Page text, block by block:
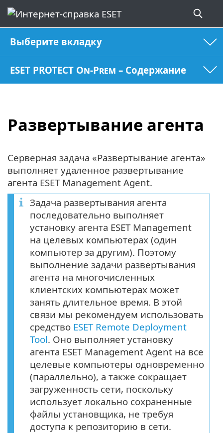
Выберите вкладку
ESET PROTECT On-Prem – Содержание
Развертывание агента
Серверная задача «Развертывание агента»
выполняет удаленное развертывание
агента ESET Management Agent.
Задача развертывания агента
последовательно выполняет
установку агента ESET Management
на целевых компьютерах (один
компьютер за другим). Поэтому
выполнение задачи развертывания
агента на многочисленных
клиентских компьютерах может
занять длительное время. В этой
связи мы рекомендуем использовать
средство ESET Remote Deployment
Tool. Оно выполняет установку
агента ESET Management Agent на все
целевые компьютеры одновременно
(параллельно), а также сокращает
загруженность сети, поскольку
использует локально сохраненные
файлы установщика, не требуя
доступа к репозиторию в сети.